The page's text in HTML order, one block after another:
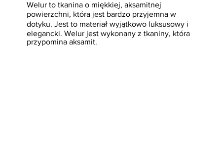
Welur to tkanina o miękkiej, aksamitnej
powierzchni, która jest bardzo przyjemna w
dotyku. Jest to materiał wyjątkowo luksusowy i
elegancki. Welur jest wykonany z tkaniny, która
przypomina aksamit.